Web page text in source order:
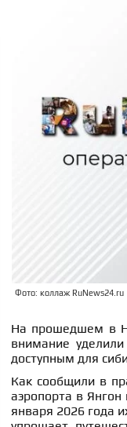
Фото: коллаж RuNews24.ru
На прошедшем в
внимание
доступным для
Как сообщили в
аэропорта в
января 2026 года